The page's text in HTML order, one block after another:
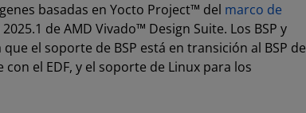
basadas en Yocto Project™ del marco de
de AMD Vivado™ Design Suite. Los BSP y
el soporte de BSP está en transición al BSP de
el EDF, y el soporte de Linux para los